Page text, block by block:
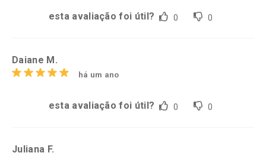
esta avaliação foi útil? 0 0
Daiane M.
há um ano
esta avaliação foi útil? 0 0
Juliana F.